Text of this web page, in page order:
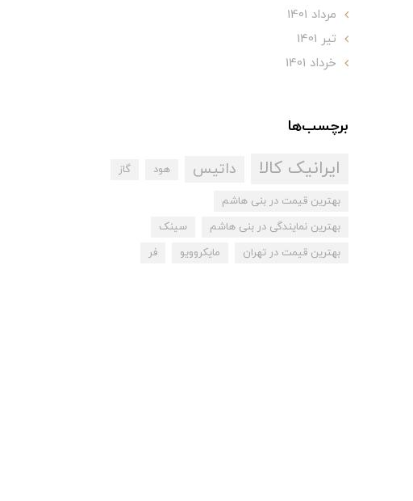
مرداد 1401
تير 1401
خرداد 1401
برچسب‌ها
ایرانیک کالا داتیس هود گاز
بهترین قیمت در بنی هاشم
بهترین نمایندگی در بنی هاشم
سینک
بهترین قیمت در تهران
مایکروویو فر